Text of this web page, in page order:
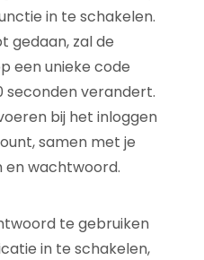
in te schakelen.
gedaan, zal de
een unieke code
seconden verandert.
bij het inloggen
samen met je
en wachtwoord.
te gebruiken
in te schakelen,